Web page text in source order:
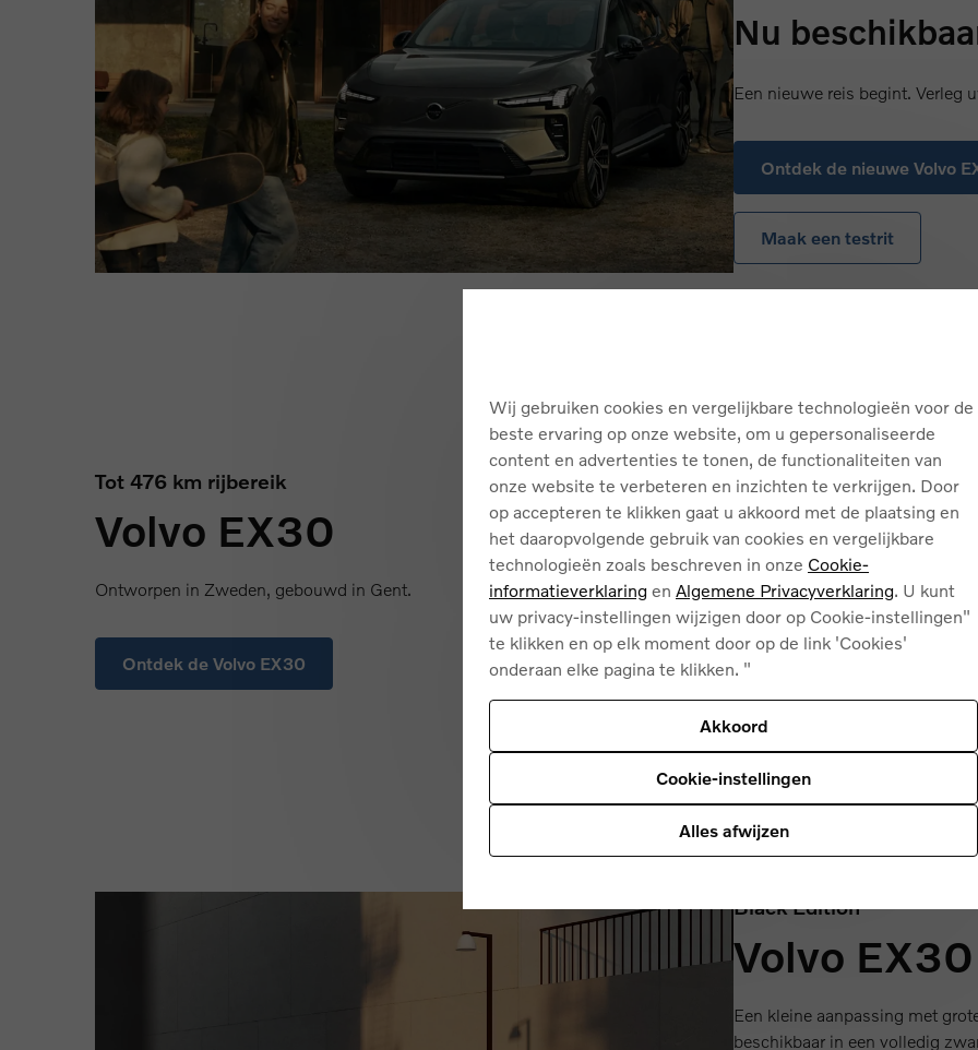
Nu
Een nieuwe reis begint. Verleg
Ontdek de nieuwe Volvo
Maak een testrit
Tot 476 km rijbereik
Volvo EX30
Ontworpen in Zweden, gebouwd in Gent.
Ontdek de Volvo EX30
Black Edition
Volvo
Een kleine aanpassing met
beschikbaar in een volledig
Wij gebruiken cookies en vergelijkbare technologieën voor de
beste ervaring op onze website, om u gepersonaliseerde
content en advertenties te tonen, de functionaliteiten van
onze website te verbeteren en inzichten te verkrijgen. Door
op accepteren te klikken gaat u akkoord met de plaatsing en
het daaropvolgende gebruik van cookies en vergelijkbare
technologieën zoals beschreven in onze Cookie-
informatieverklaring en Algemene Privacyverklaring. U kunt
uw privacy-instellingen wijzigen door op Cookie-instellingen"
te klikken en op elk moment door op de link 'Cookies'
onderaan elke pagina te klikken. "
Akkoord
Cookie-instellingen
Alles afwijzen